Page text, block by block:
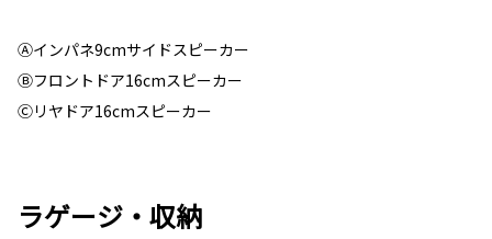
Ⓐインパネ9cmサイドスピーカー
Ⓑフロントドア16cmスピーカー
Ⓒリヤドア16cmスピーカー
ラゲージ・収納